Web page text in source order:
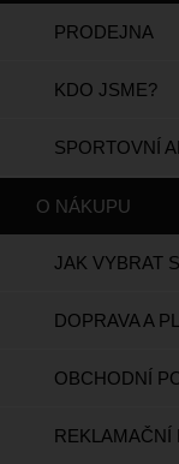
PRODEJNA
KDO JSME?
SPORTOVNÍ
O NÁKUPU
JAK VYBRAT
DOPRAVA A
OBCHODNÍ
REKLAMAČNÍ